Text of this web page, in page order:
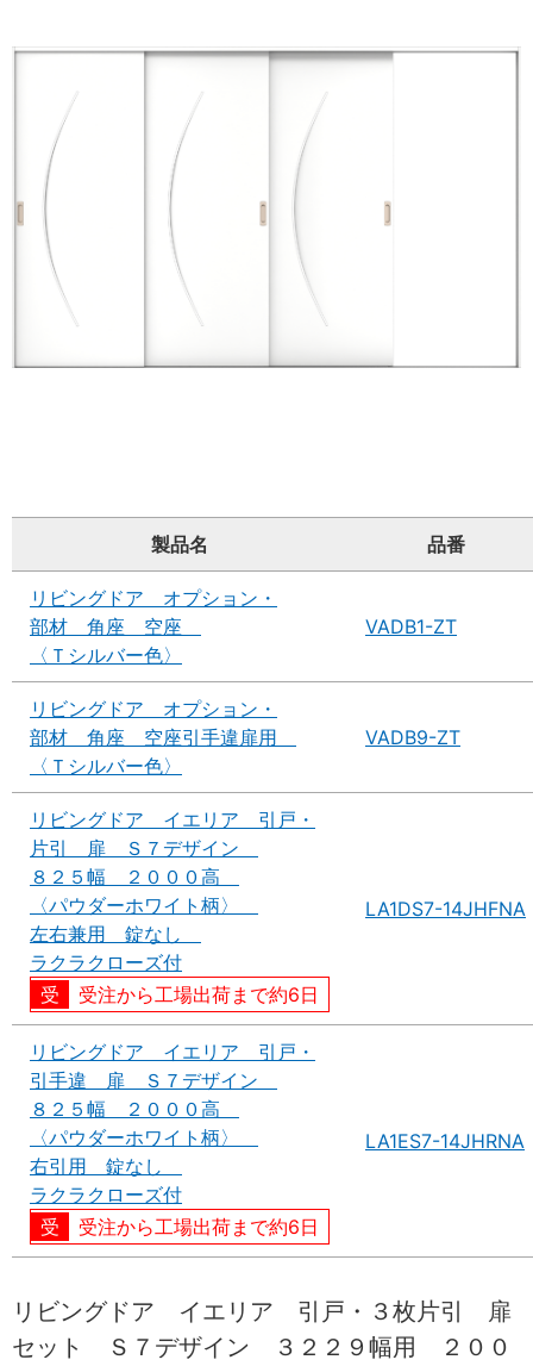
製品名 品番
リビングドア オプション・
部材 角座 空座
〈Ｔシルバー色〉
VADB1-ZT
リビングドア オプション・
部材 角座 空座引手違扉用
〈Ｔシルバー色〉
VADB9-ZT
リビングドア イエリア 引戸・
片引 扉 Ｓ７デザイン
８２５幅 ２０００高
〈パウダーホワイト柄〉
左右兼用 錠なし
ラクラクローズ付
受注から工場出荷まで約6日
LA1DS7-14JHFNA
リビングドア イエリア 引戸・
引手違 扉 Ｓ７デザイン
８２５幅 ２０００高
〈パウダーホワイト柄〉
右引用 錠なし
ラクラクローズ付
受注から工場出荷まで約6日
LA1ES7-14JHRNA
リビングドア イエリア 引戸・３枚片引 扉
セット Ｓ７デザイン ３２２９幅用 ２００